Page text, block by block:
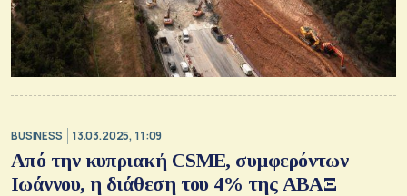
BUSINESS 13.03.2025, 11:09
Από την κυπριακή CSME, συμφερόντων
Ιωάννου, η διάθεση του 4% της ΑΒΑΞ